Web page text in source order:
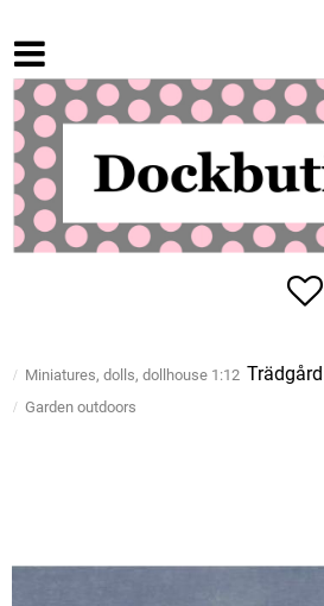
Miniatures, dolls, dollhouse 1:12
Garden outdoors